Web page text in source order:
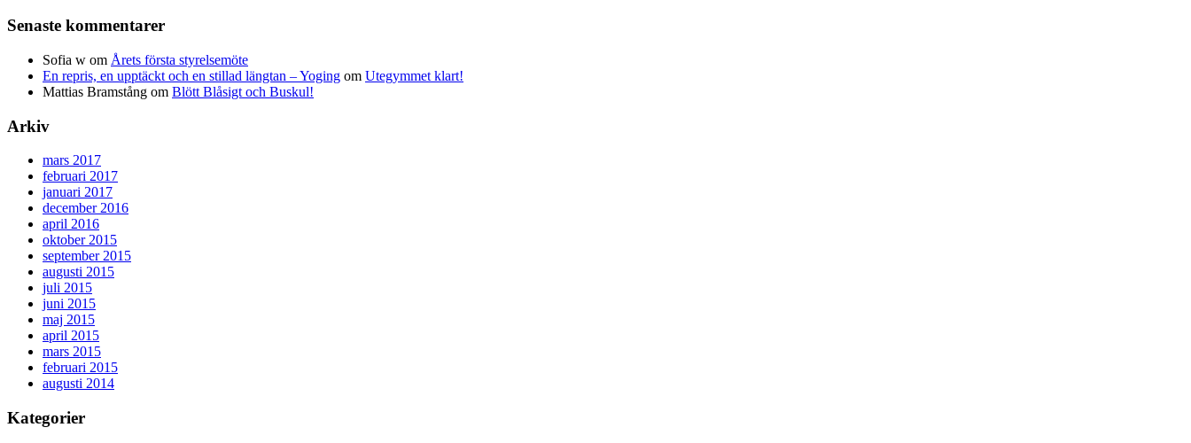
Senaste kommentarer
Sofia w om Årets första styrelsemöte
En repris, en upptäckt och en stillad längtan – Yoging om Utegymmet klart!
Mattias Bramstång om Blött Blåsigt och Buskul!
Arkiv
mars 2017
februari 2017
januari 2017
december 2016
april 2016
oktober 2015
september 2015
augusti 2015
juli 2015
juni 2015
maj 2015
april 2015
mars 2015
februari 2015
augusti 2014
Kategorier